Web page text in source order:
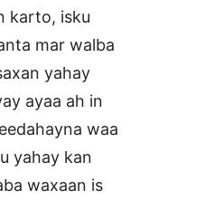
karto, isku
mar walba
yahay
ayaa ah in
waa
yahay kan
waxaan is